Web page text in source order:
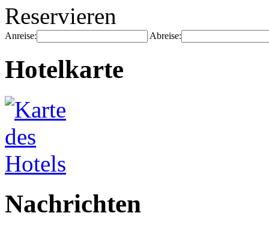
Reservieren
Anreise: Abreise:
Hotelkarte
Nachrichten